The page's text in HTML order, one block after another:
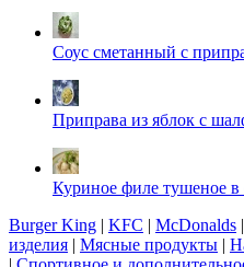
Соус сметанный с
Приправа из яблок с
Куриное филе тушеное в
Burger King | KFC | McDonalds |
изделия | Мясные продукты |